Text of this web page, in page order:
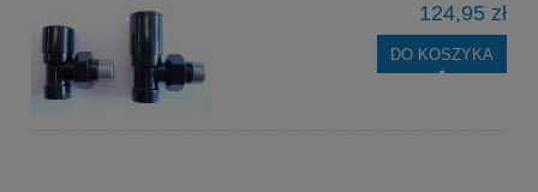
124,95 zł
DO KOSZYKA